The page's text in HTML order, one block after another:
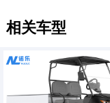
相关车型